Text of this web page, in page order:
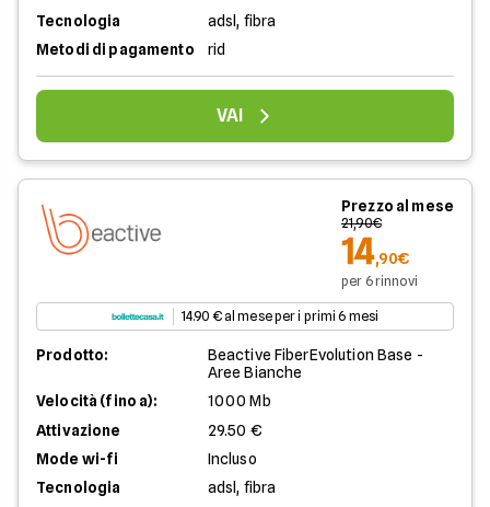
Tecnologia
adsl, fibra
Metodi di pagamento
rid
VAI
Prezzo al mese
21,90€
14,90€
per 6 rinnovi
14.90 € al mese per i primi 6 mesi
Prodotto:
Beactive FiberEvolution Base -
Aree Bianche
Velocità (fino a):
1000 Mb
Attivazione
29.50 €
Mode wi-fi
Incluso
Tecnologia
adsl, fibra